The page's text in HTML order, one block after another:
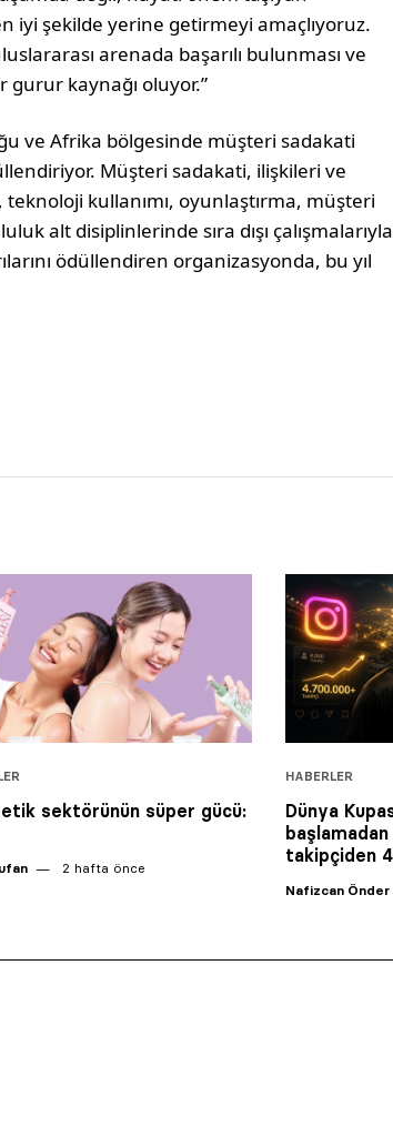
iyi şekilde yerine getirmeyi amaçlıyoruz.
arenada başarılı bulunması ve
gurur kaynağı oluyor.”
ve Afrika bölgesinde müşteri sadakati
Müşteri sadakati, ilişkileri ve
kullanımı, oyunlaştırma, müşteri
alt disiplinlerinde sıra dışı çalışmalarıyla
ödüllendiren organizasyonda, bu yıl
sektörünün süper gücü:
2 hafta önce
HABERLER
Dünya
takipçiden
Nafizcan Önder